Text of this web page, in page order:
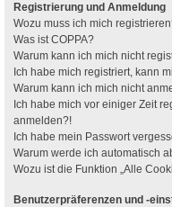
Registrierung und Anmeldung
Wozu muss ich mich
Was ist COPPA?
Warum kann ich mich nicht
Ich habe mich registriert, kann
Warum kann ich mich nicht
Ich habe mich vor einiger Zeit
anmelden?!
Ich habe mein Passwort
Warum werde ich automatisch
Wozu ist die Funktion „Alle
Benutzerpräferenzen und -